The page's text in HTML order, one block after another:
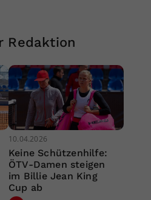
Redaktion
10.04.2026
Keine Schützenhilfe:
ÖTV-Damen steigen
im Billie Jean King
Cup ab